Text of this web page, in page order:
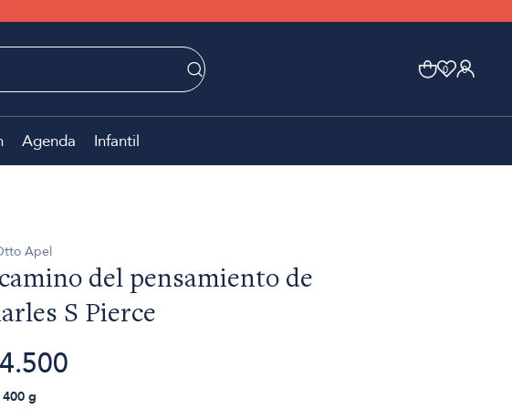
0 0
Agenda Infantil
Apel
del pensamiento de
S Pierce
400 g